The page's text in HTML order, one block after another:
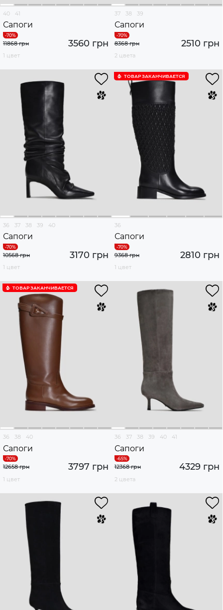
40 41
Сапоги
3560 грн
11868 грн
1 цвет
37 38 39
Сапоги
2510 грн
8368 грн
2 цвета
36 37 38 39 40
Сапоги
3170 грн
10568 грн
1 цвет
ТОВАР ЗАКАНЧИВАЕТСЯ
36
Сапоги
2810 грн
9368 грн
1 цвет
ТОВАР ЗАКАНЧИВАЕТСЯ
36 38 40
Сапоги
3797 грн
12658 грн
1 цвет
36 37 38 39 40 41
Сапоги
4329 грн
12368 грн
2 цвета